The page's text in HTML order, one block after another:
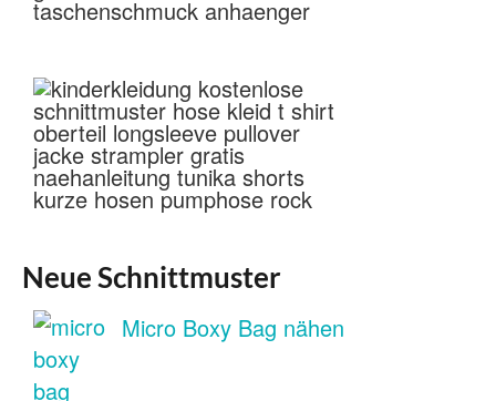
Neue Schnittmuster
Micro Boxy Bag nähen